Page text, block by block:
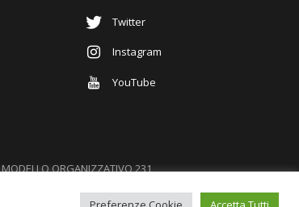
Twitter
Instagram
YouTube
MODELLO ORGANIZZATIVO 231